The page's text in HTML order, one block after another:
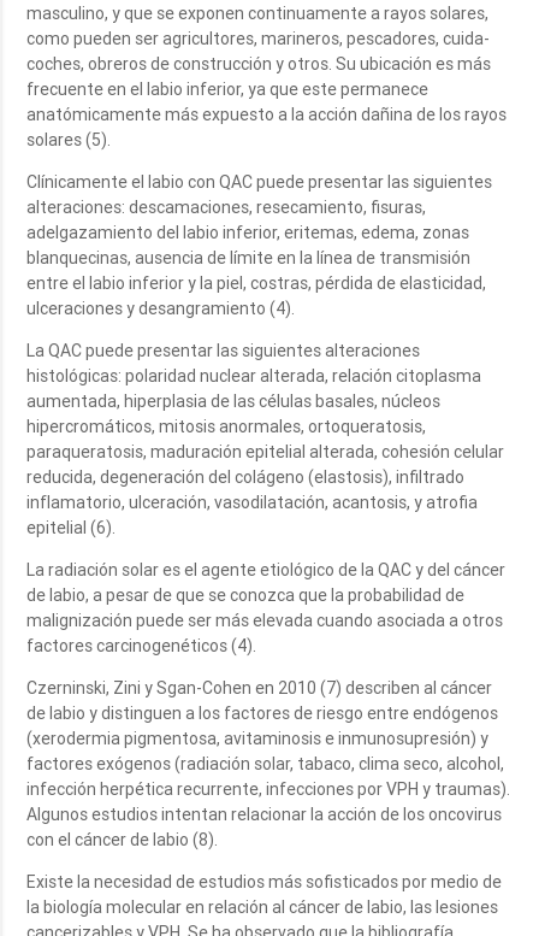
masculino, y que se exponen continuamente a rayos solares,
como pueden ser agricultores, marineros, pescadores, cuida-
coches, obreros de construcción y otros. Su ubicación es más
frecuente en el labio inferior, ya que este permanece
anatómicamente más expuesto a la acción dañina de los rayos
solares (5).
Clínicamente el labio con QAC puede presentar las siguientes
alteraciones: descamaciones, resecamiento, fisuras,
adelgazamiento del labio inferior, eritemas, edema, zonas
blanquecinas, ausencia de límite en la línea de transmisión
entre el labio inferior y la piel, costras, pérdida de elasticidad,
ulceraciones y desangramiento (4).
La QAC puede presentar las siguientes alteraciones
histológicas: polaridad nuclear alterada, relación citoplasma
aumentada, hiperplasia de las células basales, núcleos
hipercromáticos, mitosis anormales, ortoqueratosis,
paraqueratosis, maduración epitelial alterada, cohesión celular
reducida, degeneración del colágeno (elastosis), infiltrado
inflamatorio, ulceración, vasodilatación, acantosis, y atrofia
epitelial (6).
La radiación solar es el agente etiológico de la QAC y del cáncer
de labio, a pesar de que se conozca que la probabilidad de
malignización puede ser más elevada cuando asociada a otros
factores carcinogenéticos (4).
Czerninski, Zini y Sgan-Cohen en 2010 (7) describen al cáncer
de labio y distinguen a los factores de riesgo entre endógenos
(xerodermia pigmentosa, avitaminosis e inmunosupresión) y
factores exógenos (radiación solar, tabaco, clima seco, alcohol,
infección herpética recurrente, infecciones por VPH y traumas).
Algunos estudios intentan relacionar la acción de los oncovirus
con el cáncer de labio (8).
Existe la necesidad de estudios más sofisticados por medio de
la biología molecular en relación al cáncer de labio, las lesiones